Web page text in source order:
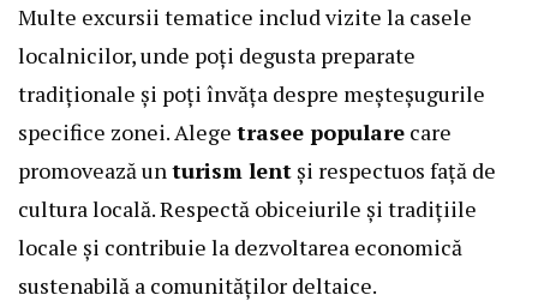
Multe excursii tematice includ vizite la casele
localnicilor, unde poți degusta preparate
tradiționale și poți învăța despre meșteșugurile
specifice zonei. Alege trasee populare care
promovează un turism lent și respectuos față de
cultura locală. Respectă obiceiurile și tradițiile
locale și contribuie la dezvoltarea economică
sustenabilă a comunităților deltaice.